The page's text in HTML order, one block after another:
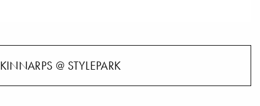
KINNARPS @ STYLEPARK